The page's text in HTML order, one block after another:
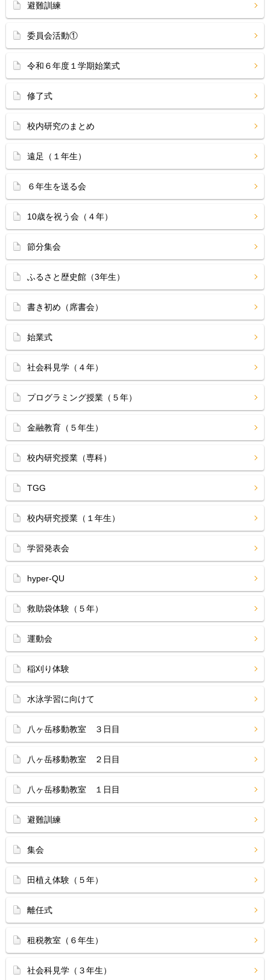
避難訓練
委員会活動①
令和６年度１学期始業式
修了式
校内研究のまとめ
遠足（１年生）
６年生を送る会
10歳を祝う会（４年）
節分集会
ふるさと歴史館（3年生）
書き初め（席書会）
始業式
社会科見学（４年）
プログラミング授業（５年）
金融教育（５年生）
校内研究授業（専科）
TGG
校内研究授業（１年生）
学習発表会
hyper-QU
救助袋体験（５年）
運動会
稲刈り体験
水泳学習に向けて
八ヶ岳移動教室 ３日目
八ヶ岳移動教室 ２日目
八ヶ岳移動教室 １日目
避難訓練
集会
田植え体験（５年）
離任式
租税教室（６年生）
社会科見学（３年生）